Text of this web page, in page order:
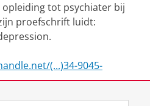
tot psychiater bij
proefschrift luidt:
(...)34-9045-